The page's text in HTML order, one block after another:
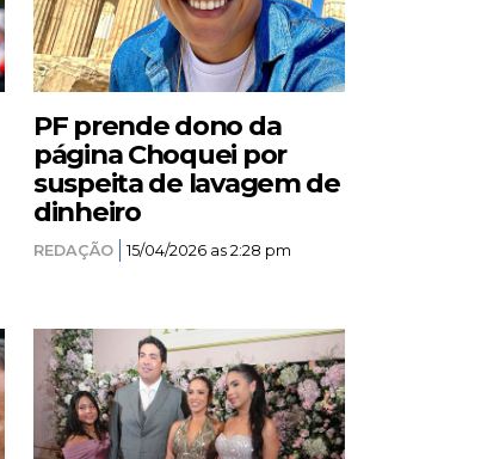
PF prende dono da
página Choquei por
suspeita de lavagem de
dinheiro
REDAÇÃO 15/04/2026 as 2:28 pm